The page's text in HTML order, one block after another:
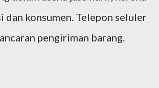
dan konsumen. Telepon seluler
pengiriman barang.